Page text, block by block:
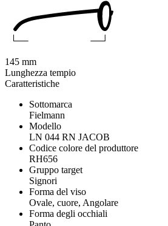
Caratteristiche
Sottomarca
Fielmann
Modello
LN 044 RN JACOB
Codice colore del produttore
RH656
Gruppo target
Signori
Forma del viso
Ovale, cuore, Angolare
Forma degli occhiali
145 mm
Lunghezza tempio